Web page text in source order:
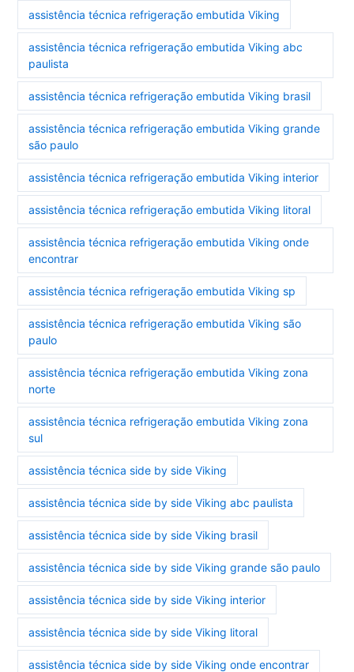
assistência técnica refrigeração embutida Viking
assistência técnica refrigeração embutida Viking abc
paulista
assistência técnica refrigeração embutida Viking brasil
assistência técnica refrigeração embutida Viking grande
são paulo
assistência técnica refrigeração embutida Viking interior
assistência técnica refrigeração embutida Viking litoral
assistência técnica refrigeração embutida Viking onde
encontrar
assistência técnica refrigeração embutida Viking sp
assistência técnica refrigeração embutida Viking são
paulo
assistência técnica refrigeração embutida Viking zona
norte
assistência técnica refrigeração embutida Viking zona
sul
assistência técnica side by side Viking
assistência técnica side by side Viking abc paulista
assistência técnica side by side Viking brasil
assistência técnica side by side Viking grande são paulo
assistência técnica side by side Viking interior
assistência técnica side by side Viking litoral
assistência técnica side by side Viking onde encontrar